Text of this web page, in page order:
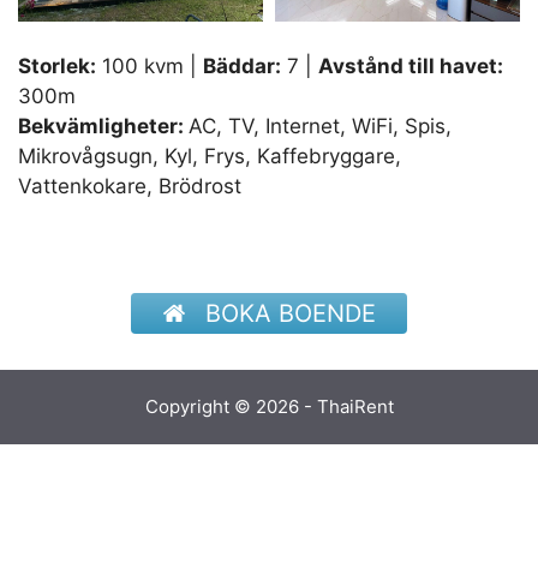
Storlek: 100 kvm | Bäddar: 7 | Avstånd till havet:
300m
Bekvämligheter: AC, TV, Internet, WiFi, Spis,
Mikrovågsugn, Kyl, Frys, Kaffebryggare,
Vattenkokare, Brödrost
BOKA BOENDE
Copyright © 2026 - ThaiRent